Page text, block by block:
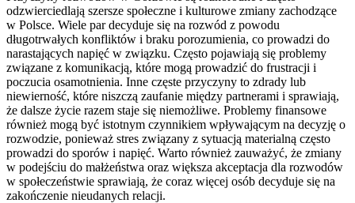
odzwierciedlają szersze społeczne i kulturowe zmiany zachodzące
w Polsce. Wiele par decyduje się na rozwód z powodu
długotrwałych konfliktów i braku porozumienia, co prowadzi do
narastających napięć w związku. Często pojawiają się problemy
związane z komunikacją, które mogą prowadzić do frustracji i
poczucia osamotnienia. Inne częste przyczyny to zdrady lub
niewierność, które niszczą zaufanie między partnerami i sprawiają,
że dalsze życie razem staje się niemożliwe. Problemy finansowe
również mogą być istotnym czynnikiem wpływającym na decyzję o
rozwodzie, ponieważ stres związany z sytuacją materialną często
prowadzi do sporów i napięć. Warto również zauważyć, że zmiany
w podejściu do małżeństwa oraz większa akceptacja dla rozwodów
w społeczeństwie sprawiają, że coraz więcej osób decyduje się na
zakończenie nieudanych relacji.